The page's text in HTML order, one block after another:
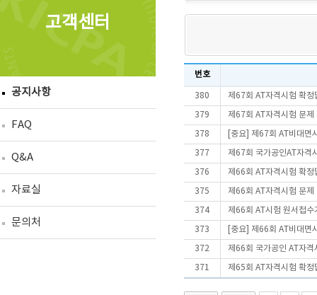
고객센터
공지사항
FAQ
Q&A
자료실
문의처
번호
380 제67회 AT자격시험 확정
379 제67회 AT자격시험 문
378 [중요] 제67회 AT비대면
377 제67회 국가공인AT자격
376 제66회 AT자격시험 확정
375 제66회 AT자격시험 문
374 제66회 AT시험 원서접수
373 [중요] 제66회 AT비대면
372 제66회 국가공인 AT자격
371 제65회 AT자격시험 확정